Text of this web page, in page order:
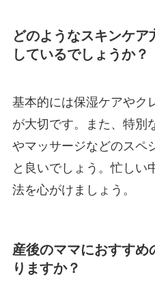
どのようなスキンケ
しているでしょうか？
基本的には保湿ケアやク
が大切です。また、特別
やマッサージなどのスペ
と良いでしょう。忙しい
法を心がけましょう。
産後のママにおすす
りますか？